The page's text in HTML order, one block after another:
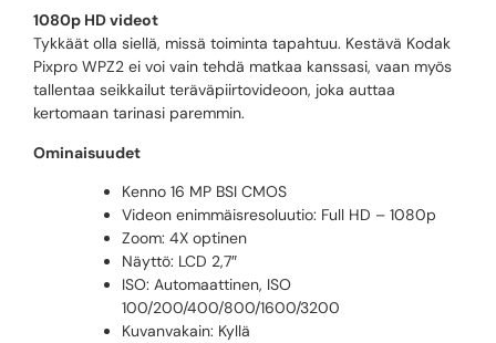
1080p HD videot
Tykkäät olla siellä, missä toiminta tapahtuu. Kestävä Kodak
Pixpro WPZ2 ei voi vain tehdä matkaa kanssasi, vaan myös
tallentaa seikkailut teräväpiirtovideoon, joka auttaa
kertomaan tarinasi paremmin.
Ominaisuudet
Kenno 16 MP BSI CMOS
Videon enimmäisresoluutio: Full HD – 1080p
Zoom: 4X optinen
Näyttö: LCD 2,7″
ISO: Automaattinen, ISO
100/200/400/800/1600/3200
Kuvanvakain: Kyllä